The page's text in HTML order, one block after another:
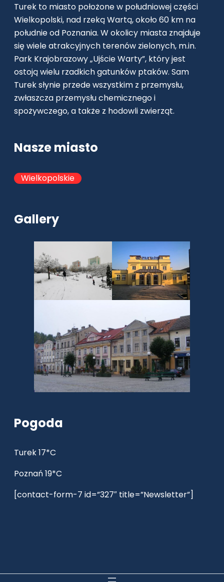
Turek to miasto położone w południowej części
Wielkopolski, nad rzeką Wartą, około 60 km na
południe od Poznania. W okolicy miasta znajduje
się wiele atrakcyjnych terenów zielonych, m.in.
Park Krajobrazowy „Ujście Warty”, który jest
ostoją wielu rzadkich gatunków ptaków. Sam
Turek słynie przede wszystkim z przemysłu,
zwłaszcza przemysłu chemicznego i
spożywczego, a także z hodowli zwierząt.
Nasze miasto
Wielkopolskie
Gallery
Pogoda
Turek 17*C
Poznań 19*C
[contact-form-7 id=”327″ title=”Newsletter”]